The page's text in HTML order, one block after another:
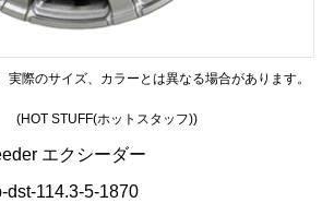
際のサイズ、カラーとは異なる場合があります。
(HOT STUFF(ホットスタッフ))
エクシーダー
dst-114.3-5-1870